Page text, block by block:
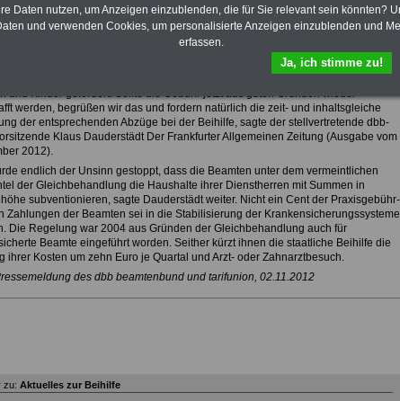
aller Meldungen aus Gesundheit, Pflege und Beihilfe
zur Beihilfe des Bundes und der Länder:
Wegfall der Praxisgebühr auch für Beamte
von der Koalition geplanten Streichung der Praxisgebühr hat der dbb den Wegfall
und Kinder gefordert. Sollte die Gebühr jetzt aus guten Gründen wieder
werden, begrüßen wir das und fordern natürlich die zeit- und inhaltsgleiche
der entsprechenden Abzüge bei der Beihilfe, sagte der stellvertretende dbb-
Klaus Dauderstädt Der Frankfurter Allgemeinen Zeitung (Ausgabe vom
2012).
endlich der Unsinn gestoppt, dass die Beamten unter dem vermeintlichen
der Gleichbehandlung die Haushalte ihrer Dienstherren mit Summen in
subventionieren, sagte Dauderstädt weiter. Nicht ein Cent der Praxisgebühr-
Zahlungen der Beamten sei in die Stabilisierung der Krankensicherungssysteme
Die Regelung war 2004 aus Gründen der Gleichbehandlung auch für
Beamte eingeführt worden. Seither kürzt ihnen die staatliche Beihilfe die
ihrer Kosten um zehn Euro je Quartal und Arzt- oder Zahnarztbesuch.
des dbb beamtenbund und tarifunion, 02.11.2012
zu: Aktuelles zur Beihilfe
Daten nutzen, um Anzeigen einzublenden, die für Sie relevant sein könnten?
und verwenden Cookies, um personalisierte Anzeigen einzublenden und
erfassen.
Ja, ich stimme zu!